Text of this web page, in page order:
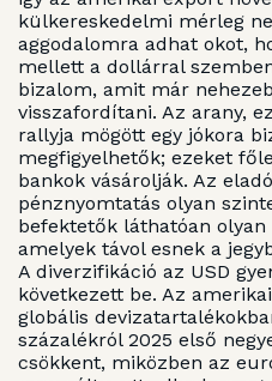
külkereskedelmi mérleg
aggodalomra adhat okot,
mellett a dollárral
bizalom, amit már
visszafordítani. Az arany,
rallyja mögött egy jókora
megfigyelhetők; ezeket
bankok vásárolják. Az
pénznyomtatás olyan
befektetők láthatóan
amelyek távol esnek a
A diverzifikáció az USD
következett be. Az
globális
százalékról 2025 első
csökkent, miközben az